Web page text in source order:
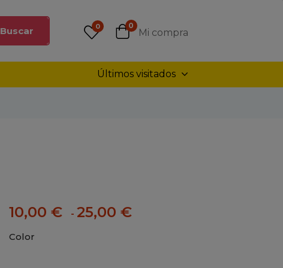
Buscar 0 0
Mi compra
Últimos visitados
10,00 € - 25,00 €
Color